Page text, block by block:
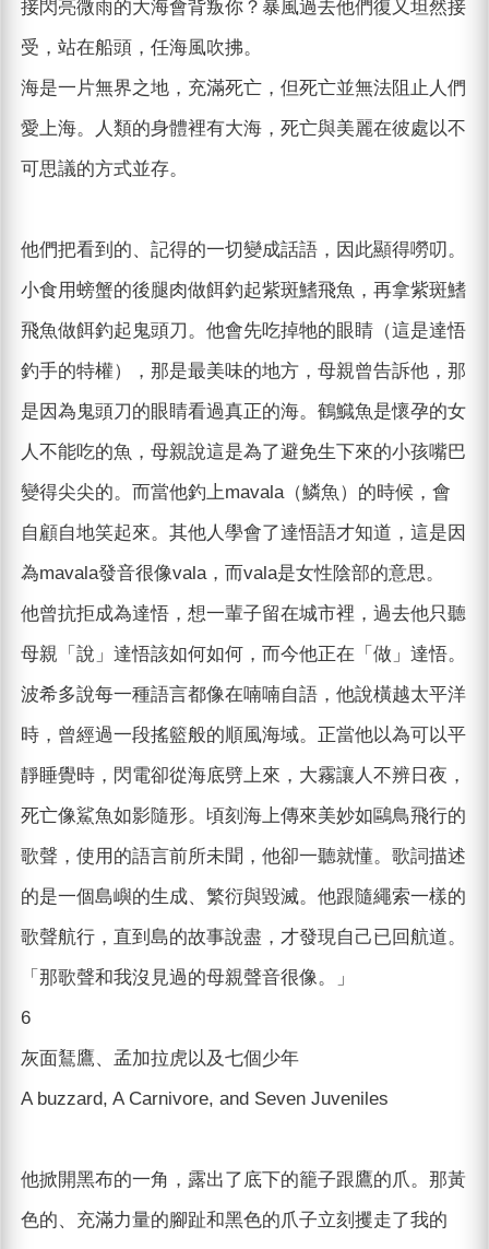
接閃亮微雨的大海會背叛你？暴風過去他們復又坦然接
受，站在船頭，任海風吹拂。
海是一片無界之地，充滿死亡，但死亡並無法阻止人們
愛上海。人類的身體裡有大海，死亡與美麗在彼處以不
可思議的方式並存。
他們把看到的、記得的一切變成話語，因此顯得嘮叨。
小食用螃蟹的後腿肉做餌釣起紫斑鰭飛魚，再拿紫斑鰭
飛魚做餌釣起鬼頭刀。他會先吃掉牠的眼睛（這是達悟
釣手的特權），那是最美味的地方，母親曾告訴他，那
是因為鬼頭刀的眼睛看過真正的海。鶴鱵魚是懷孕的女
人不能吃的魚，母親說這是為了避免生下來的小孩嘴巴
變得尖尖的。而當他釣上mavala（鱗魚）的時候，會
自顧自地笑起來。其他人學會了達悟語才知道，這是因
為mavala發音很像vala，而vala是女性陰部的意思。
他曾抗拒成為達悟，想一輩子留在城市裡，過去他只聽
母親「說」達悟該如何如何，而今他正在「做」達悟。
波希多說每一種語言都像在喃喃自語，他說橫越太平洋
時，曾經過一段搖籃般的順風海域。正當他以為可以平
靜睡覺時，閃電卻從海底劈上來，大霧讓人不辨日夜，
死亡像鯊魚如影隨形。頃刻海上傳來美妙如鷗鳥飛行的
歌聲，使用的語言前所未聞，他卻一聽就懂。歌詞描述
的是一個島嶼的生成、繁衍與毀滅。他跟隨繩索一樣的
歌聲航行，直到島的故事說盡，才發現自己已回航道。
「那歌聲和我沒見過的母親聲音很像。」
6
灰面鵟鷹、孟加拉虎以及七個少年
A buzzard, A Carnivore, and Seven Juveniles
他掀開黑布的一角，露出了底下的籠子跟鷹的爪。那黃
色的、充滿力量的腳趾和黑色的爪子立刻攫走了我的